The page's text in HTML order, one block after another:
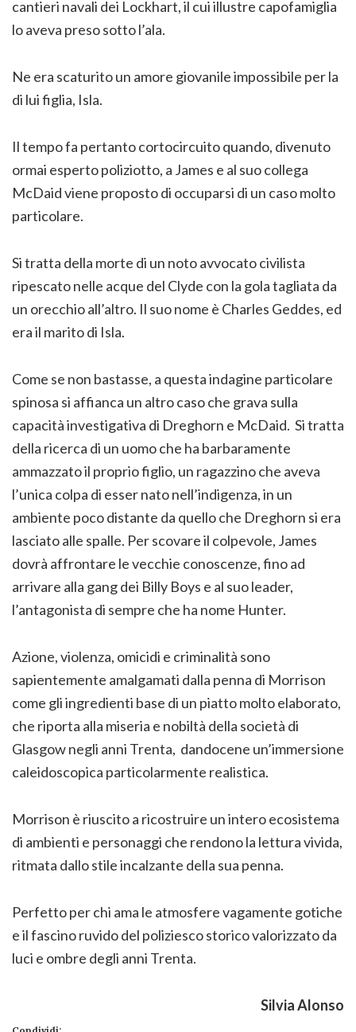
cantieri navali dei Lockhart, il cui illustre capofamiglia
lo aveva preso sotto l’ala.
Ne era scaturito un amore giovanile impossibile per la
di lui figlia, Isla.
Il tempo fa pertanto cortocircuito quando, divenuto
ormai esperto poliziotto, a James e al suo collega
McDaid viene proposto di occuparsi di un caso molto
particolare.
Si tratta della morte di un noto avvocato civilista
ripescato nelle acque del Clyde con la gola tagliata da
un orecchio all’altro. Il suo nome è Charles Geddes, ed
era il marito di Isla.
Come se non bastasse, a questa indagine particolare
spinosa si affianca un altro caso che grava sulla
capacità investigativa di Dreghorn e McDaid. Si tratta
della ricerca di un uomo che ha barbaramente
ammazzato il proprio figlio, un ragazzino che aveva
l’unica colpa di esser nato nell’indigenza, in un
ambiente poco distante da quello che Dreghorn si era
lasciato alle spalle. Per scovare il colpevole, James
dovrà affrontare le vecchie conoscenze, fino ad
arrivare alla gang dei Billy Boys e al suo leader,
l’antagonista di sempre che ha nome Hunter.
Azione, violenza, omicidi e criminalità sono
sapientemente amalgamati dalla penna di Morrison
come gli ingredienti base di un piatto molto elaborato,
che riporta alla miseria e nobiltà della società di
Glasgow negli anni Trenta, dandocene un’immersione
caleidoscopica particolarmente realistica.
Morrison è riuscito a ricostruire un intero ecosistema
di ambienti e personaggi che rendono la lettura vivida,
ritmata dallo stile incalzante della sua penna.
Perfetto per chi ama le atmosfere vagamente gotiche
e il fascino ruvido del poliziesco storico valorizzato da
luci e ombre degli anni Trenta.
Silvia Alonso